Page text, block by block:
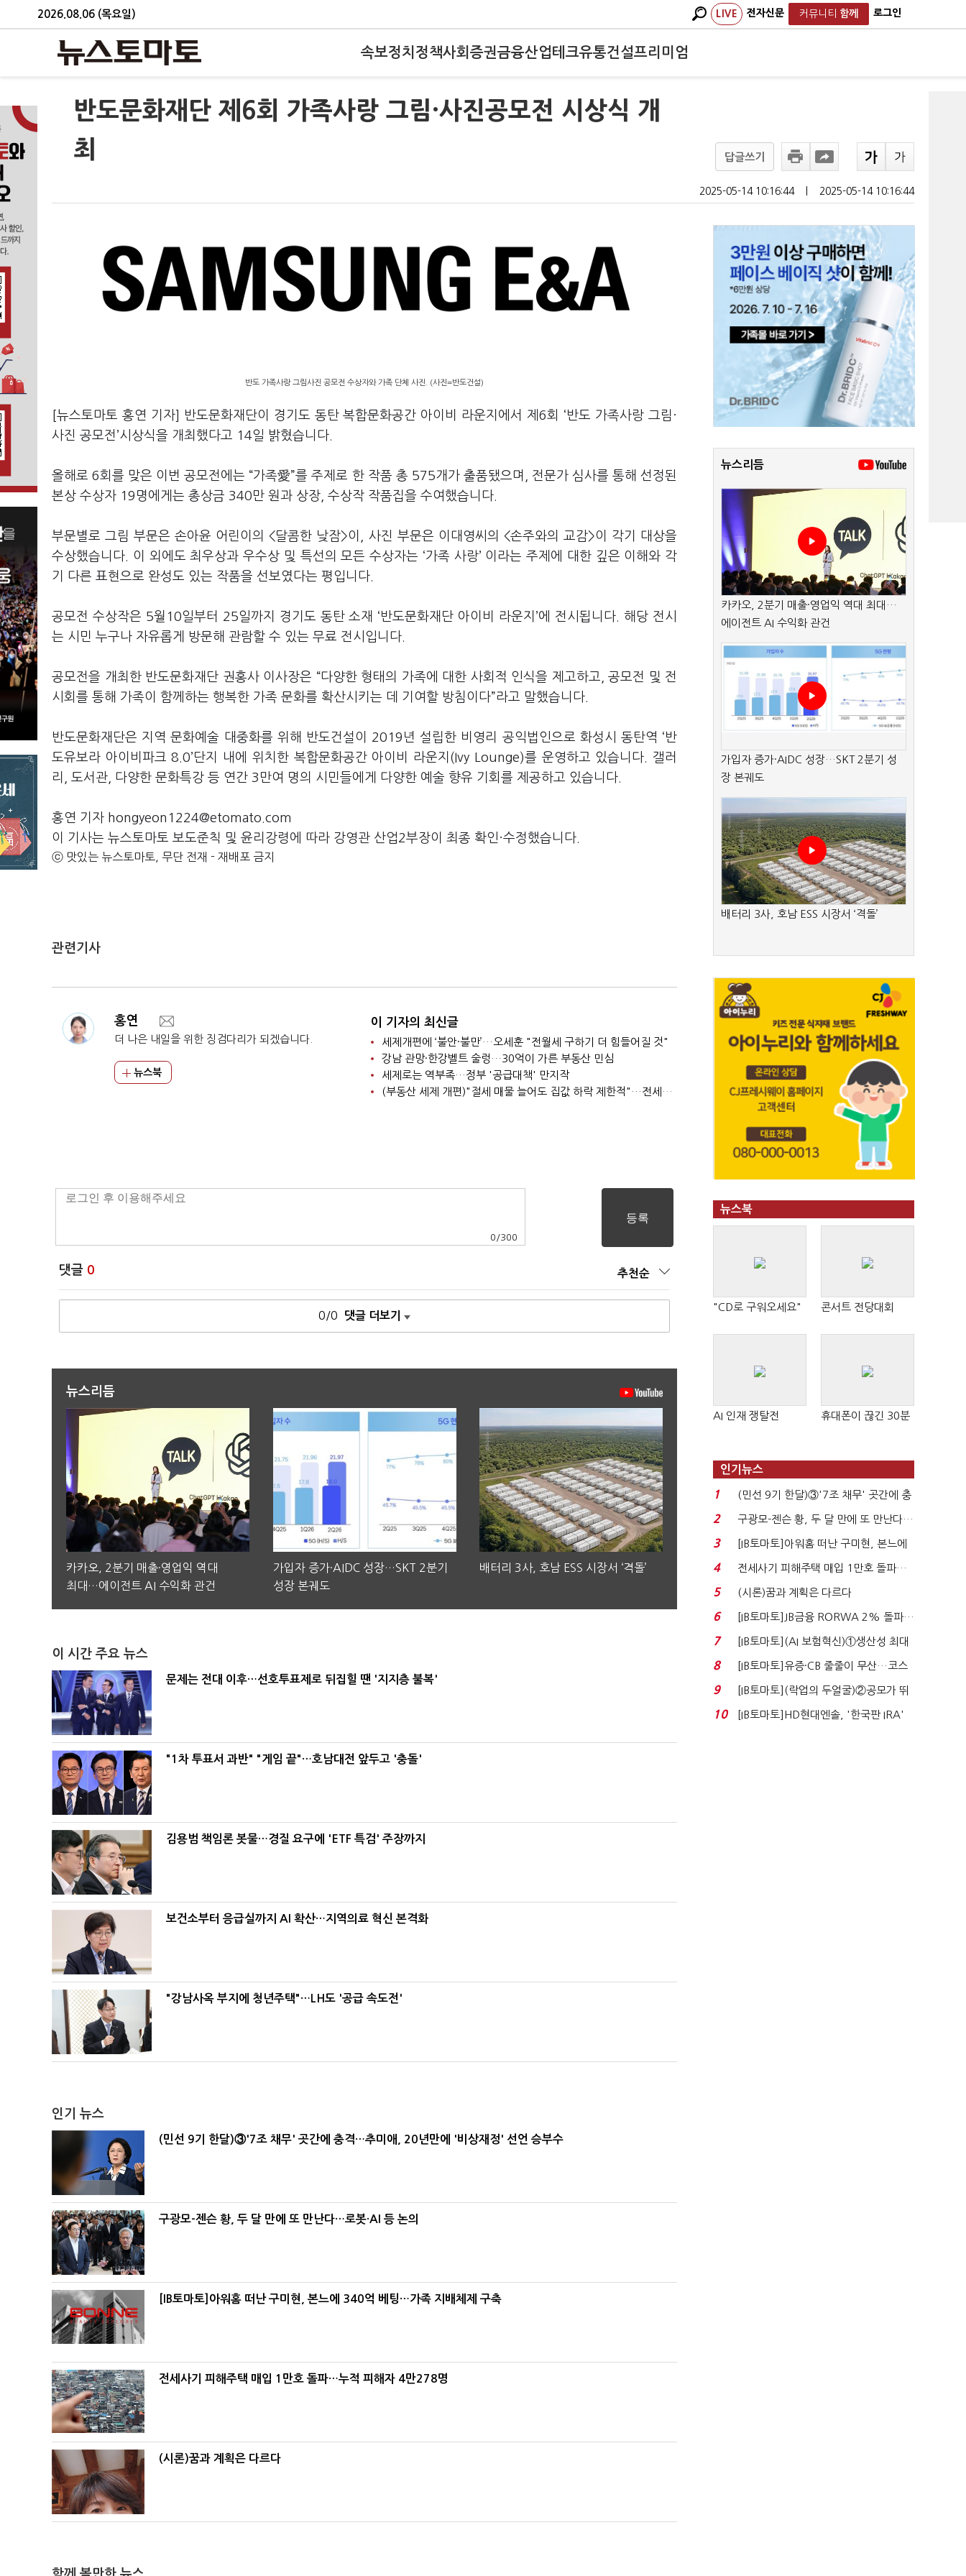
2026.08.06 (목요일) LIVE 전자신문 커뮤니티 함께 로그인
속보정치 정책사회 증권금융산업테크유통건설프리미엄
반도문화재단 제6회 가족사랑 그림·사진공모전 시상식 개
최
답글쓰기
2025-05-14 10:16:44 2025-05-14 10:16:44
반도 가족사랑 그림사진 공모전 수상자와 가족 단체 사진. (사진=반도건설)
[뉴스토마토 홍연 기자] 반도문화재단이 경기도 동탄 복합문화공간 아이비 라운지에서 제6회 ‘반도 가족사랑 그림·
사진 공모전’시상식을 개최했다고 14일 밝혔습니다.
올해로 6회를 맞은 이번 공모전에는 “가족愛”를 주제로 한 작품 총 575개가 출품됐으며, 전문가 심사를 통해 선정된
본상 수상자 19명에게는 총상금 340만 원과 상장, 수상작 작품집을 수여했습니다.
부문별로 그림 부문은 손아윤 어린이의 <달콤한 낮잠>이, 사진 부문은 이대영씨의 <손주와의 교감>이 각기 대상을
수상했습니다. 이 외에도 최우상과 우수상 및 특선의 모든 수상자는 ‘가족 사랑’ 이라는 주제에 대한 깊은 이해와 각
기 다른 표현으로 완성도 있는 작품을 선보였다는 평입니다.
공모전 수상작은 5월10일부터 25일까지 경기도 동탄 소재 ‘반도문화재단 아이비 라운지’에 전시됩니다. 해당 전시
는 시민 누구나 자유롭게 방문해 관람할 수 있는 무료 전시입니다.
공모전을 개최한 반도문화재단 권홍사 이사장은 “다양한 형태의 가족에 대한 사회적 인식을 제고하고, 공모전 및 전
시회를 통해 가족이 함께하는 행복한 가족 문화를 확산시키는 데 기여할 방침이다”라고 말했습니다.
반도문화재단은 지역 문화예술 대중화를 위해 반도건설이 2019년 설립한 비영리 공익법인으로 화성시 동탄역 ‘반
도유보라 아이비파크 8.0’단지 내에 위치한 복합문화공간 아이비 라운지(Ivy Lounge)를 운영하고 있습니다. 갤러
리, 도서관, 다양한 문화특강 등 연간 3만여 명의 시민들에게 다양한 예술 향유 기회를 제공하고 있습니다.
홍연 기자 hongyeon1224@etomato.com
이 기사는 뉴스토마토 보도준칙 및 윤리강령에 따라 강영관 산업2부장이 최종 확인·수정했습니다.
ⓒ 맛있는 뉴스토마토, 무단 전재 - 재배포 금지
관련기사
홍연
더 나은 내일을 위한 징검다리가 되겠습니다.
뉴스북
이 기자의 최신글
세제개편에 ‘불안·불만’…오세훈 "전월세 구하기 더 힘들어질 것"
강남 관망·한강벨트 술렁…30억이 가른 부동산 민심
세제로는 역부족…정부 '공급대책' 만지작
(부동산 세제 개편)"절세 매물 늘어도 집값 하락 제한적"…전세난·양극화 심화 우려
0 /300
댓글 0 추천순
0/0 댓글 더보기
뉴스리듬
카카오, 2분기 매출·영업익 역대
최대…에이전트 AI 수익화 관건
가입자 증가·AIDC 성장…SKT 2분기
성장 본궤도
배터리 3사, 호남 ESS 시장서 ‘격돌’
이 시간 주요 뉴스
문제는 전대 이후…선호투표제로 뒤집힐 땐 '지지층 불복'
"1차 투표서 과반" "게임 끝"…호남대전 앞두고 '충돌'
김용범 책임론 봇물…경질 요구에 'ETF 특검' 주장까지
보건소부터 응급실까지 AI 확산…지역의료 혁신 본격화
"강남사옥 부지에 청년주택"…LH도 '공급 속도전'
인기 뉴스
(민선 9기 한달)③'7조 채무' 곳간에 충격…추미애, 20년만에 '비상재정' 선언 승부수
구광모-젠슨 황, 두 달 만에 또 만난다…로봇·AI 등 논의
[IB토마토]아워홈 떠난 구미현, 본느에 340억 베팅…가족 지배체제 구축
전세사기 피해주택 매입 1만호 돌파…누적 피해자 4만278명
(시론)꿈과 계획은 다르다
뉴스리듬
카카오, 2분기 매출·영업익 역대 최대…
에이전트 AI 수익화 관건
가입자 증가·AIDC 성장…SKT 2분기 성
장 본궤도
배터리 3사, 호남 ESS 시장서 ‘격돌’
뉴스북
"CD로 구워오세요" 콘서트 전당대회
AI 인재 쟁탈전 휴대폰이 끊긴 30분
인기뉴스
1
(민선 9기 한달)③'7조 채무' 곳간에 충
격…추미애, 20년...
2
구광모-젠슨 황, 두 달 만에 또 만난다…
로봇·AI 등 논...
3
[IB토마토]아워홈 떠난 구미현, 본느에
340억 베팅…가...
4
전세사기 피해주택 매입 1만호 돌파…
누적 피해자 4만2...
5 (시론)꿈과 계획은 다르다
6
[IB토마토]JB금융 RORWA 2% 돌파…
실적 견인은 은행 ...
7
[IB토마토](AI 보험혁신)①생산성 최대
80% 개선…현실...
8
[IB토마토]유증·CB 줄줄이 무산…코스
닥 벌점 급증에 ...
9
[IB토마토](락업의 두얼굴)②공모가 뛰
자 첫날 매도…FI ...
10
[IB토마토]HD현대엔솔, '한국판 IRA'